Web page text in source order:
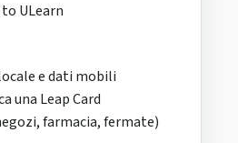
ULearn
e dati mobili
una Leap Card
farmacia, fermate)